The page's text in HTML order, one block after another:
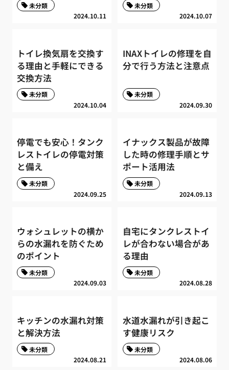
2024.10.11
未分類
2024.10.07
未分類
トイレ換気扇を交換す
る理由と手軽にできる
交換方法
2024.10.04
未分類
INAXトイレの修理を自
分で行う方法と注意点
2024.09.30
未分類
停電でも安心！タンク
レストイレの停電対策
と備え
2024.09.25
未分類
イナックス製品が故障
した時の修理手順とサ
ポート活用法
2024.09.13
未分類
ウォシュレットの横か
らの水漏れを防ぐため
のポイント
2024.09.03
未分類
自宅にタンクレストイ
レが合わない場合があ
る理由
2024.08.28
未分類
キッチンの水漏れ対策
と解決方法
2024.08.21
未分類
水道水漏れが引き起こ
す健康リスク
2024.08.06
未分類